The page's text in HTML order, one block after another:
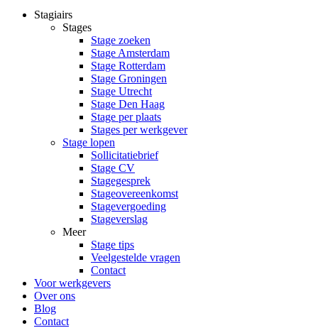
Stagiairs
Stages
Stage zoeken
Stage Amsterdam
Stage Rotterdam
Stage Groningen
Stage Utrecht
Stage Den Haag
Stage per plaats
Stages per werkgever
Stage lopen
Sollicitatiebrief
Stage CV
Stagegesprek
Stageovereenkomst
Stagevergoeding
Stageverslag
Meer
Stage tips
Veelgestelde vragen
Contact
Voor werkgevers
Over ons
Blog
Contact